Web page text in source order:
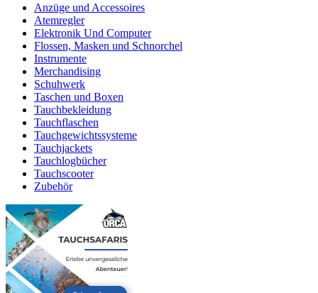
Anzüge und Accessoires
Atemregler
Elektronik Und Computer
Flossen, Masken und Schnorchel
Instrumente
Merchandising
Schuhwerk
Taschen und Boxen
Tauchbekleidung
Tauchflaschen
Tauchgewichtssysteme
Tauchjackets
Tauchlogbücher
Tauchscooter
Zubehör